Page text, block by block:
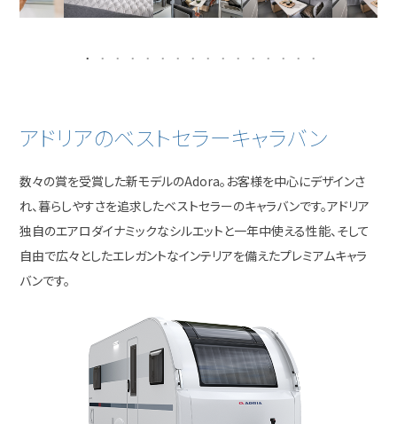
アドリアのベストセラーキャラバン
数々の賞を受賞した新モデルのAdora。お客様を中心にデザインさ
れ、暮らしやすさを追求したベストセラーのキャラバンです。アドリア
独自のエアロダイナミックなシルエットと一年中使える性能、そして
自由で広々としたエレガントなインテリアを備えたプレミアムキャラ
バンです。